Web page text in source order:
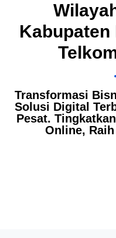
Transformasi
Solusi Digital
Pesat.
Online,